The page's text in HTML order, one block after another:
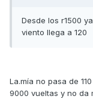
Desde los r1500
viento llega a 120
La.mía no pasa de
9000 vueltas y no da